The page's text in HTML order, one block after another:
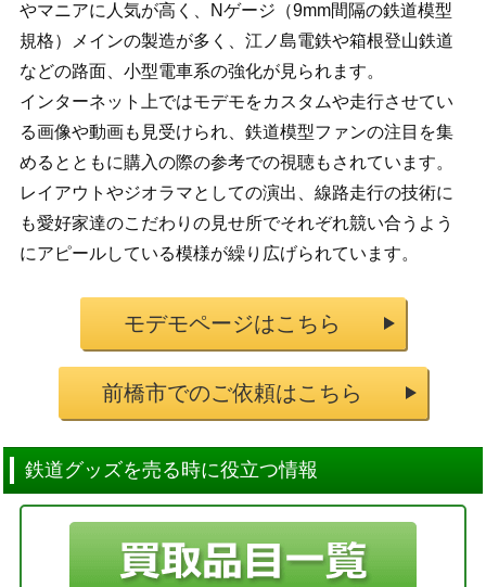
やマニアに人気が高く、Nゲージ（9mm間隔の鉄道模型
規格）メインの製造が多く、江ノ島電鉄や箱根登山鉄道
などの路面、小型電車系の強化が見られます。
インターネット上ではモデモをカスタムや走行させてい
る画像や動画も見受けられ、鉄道模型ファンの注目を集
めるとともに購入の際の参考での視聴もされています。
レイアウトやジオラマとしての演出、線路走行の技術に
も愛好家達のこだわりの見せ所でそれぞれ競い合うよう
にアピールしている模様が繰り広げられています。
モデモページはこちら
前橋市でのご依頼はこちら
鉄道グッズを売る時に役立つ情報